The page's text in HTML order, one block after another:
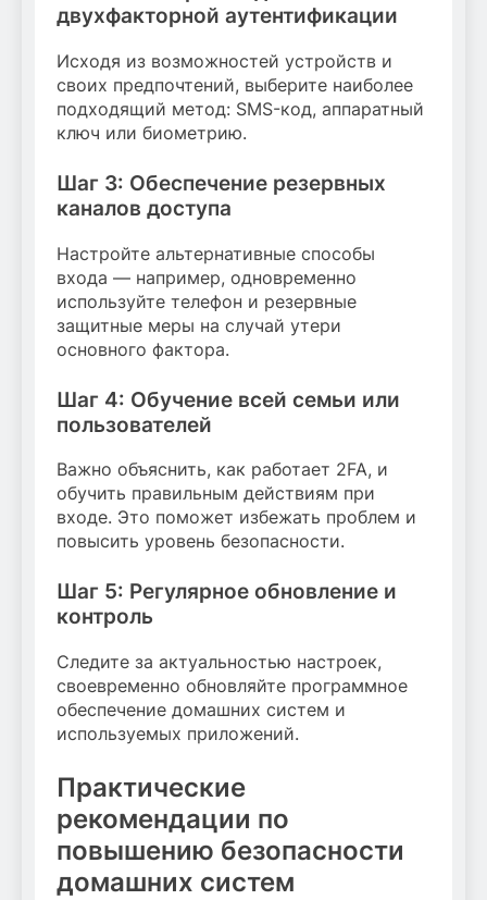
двухфакторной аутентификации
Исходя из возможностей устройств и
своих предпочтений, выберите наиболее
подходящий метод: SMS-код, аппаратный
ключ или биометрию.
Шаг 3: Обеспечение резервных
каналов доступа
Настройте альтернативные способы
входа — например, одновременно
используйте телефон и резервные
защитные меры на случай утери
основного фактора.
Шаг 4: Обучение всей семьи или
пользователей
Важно объяснить, как работает 2FA, и
обучить правильным действиям при
входе. Это поможет избежать проблем и
повысить уровень безопасности.
Шаг 5: Регулярное обновление и
контроль
Следите за актуальностью настроек,
своевременно обновляйте программное
обеспечение домашних систем и
используемых приложений.
Практические
рекомендации по
повышению безопасности
домашних систем